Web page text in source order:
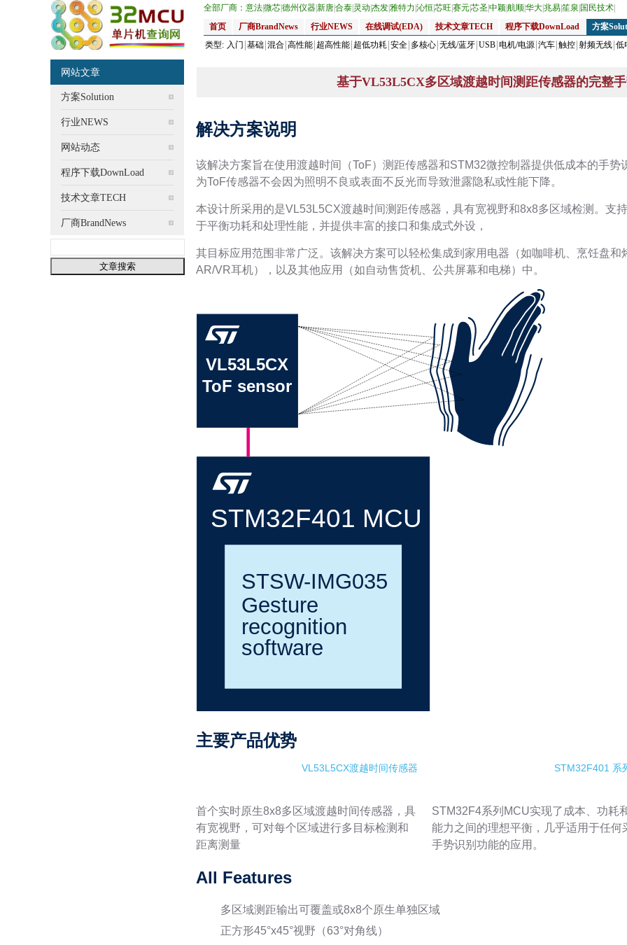
全部厂商： 意法微芯德州仪器新唐合泰 灵动 杰发雅特力 沁恒芯旺 赛元芯圣 中颖航顺华大兆易笙泉 国民技术
首页
厂商BrandNews 行业NEWS 在线调试(EDA) 技术文章TECH 程序下载DownLoad 方案
类型: 入门 基础 混合 高性能 超高性能 超低功耗 安全 多核心 无线/蓝牙 USB 电机/电源 汽车 触控 射频无线 低
网站文章
方案Solution
行业NEWS
网站动态
程序下载DownLoad
技术文章TECH
厂商BrandNews
基于VL53L5CX多区域渡越时间测距传感器的完整
解决方案说明
该解决方案旨在使用渡越时间（ToF）测距传感器和STM32微控制器提供低成本的手
为ToF传感器不会因为照明不良或表面不反光而导致泄露隐私或性能下降。
本设计所采用的是VL53L5CX渡越时间测距传感器，具有宽视野和8x8多区域检测。支
于平衡功耗和处理性能，并提供丰富的接口和集成式外设，
其目标应用范围非常广泛。该解决方案可以轻松集成到家用电器（如咖啡机、烹饪盘
AR/VR耳机），以及其他应用（如自动售货机、公共屏幕和电梯）中。
主要产品优势
VL53L5CX渡越时间传感器
首个实时原生8x8多区域渡越时间传感器，具
有宽视野，可对每个区域进行多目标检测和
距离测量
STM32F401 系
STM32F4系列MCU实现了成本、功耗
能力之间的理想平衡，几乎适用于任何
手势识别功能的应用。
All Features
多区域测距输出可覆盖或8x8个原生单独区域
正方形45°x45°视野（63°对角线）